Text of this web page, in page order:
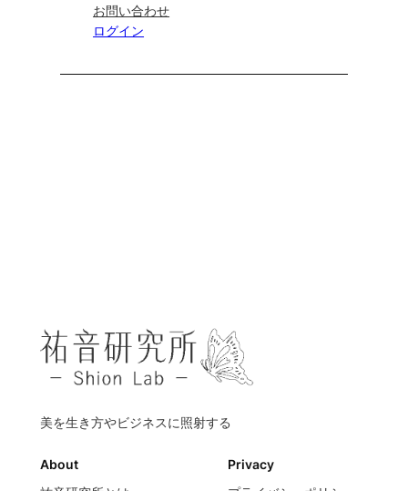
お問い合わせ
ログイン
美を生き方やビジネスに照射する
About
Privacy